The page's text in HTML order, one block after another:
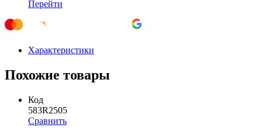
Перейти
Характеристики
Похожие товары
Код
583R2505
Сравнить